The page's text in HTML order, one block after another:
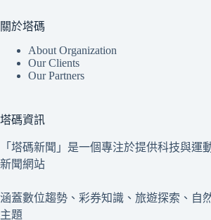
關於塔碼
About Organization
Our Clients
Our Partners
塔碼資訊
「塔碼新聞」是一個專注於提供科技與運
新聞網站
涵蓋數位趨勢、彩券知識、旅遊探索、自
主題